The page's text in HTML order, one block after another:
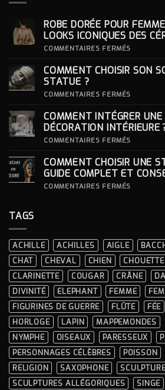
ROBE DORÉE POUR
LOOKS ICONIQUES DES
COMMENTAIRES FERMÉS
POUR
DES
COMMENT CHOISIR SON
STATUE ?
COMMENTAIRES FERMÉS
SON
SOCLE
POUR
COMMENT INTÉGRER
DÉCORATION INTÉRIEURE
COMMENTAIRES FERMÉS
UNE
STATUE
À
COMMENT CHOISIR UNE
GUIDE COMPLET ET
COMMENTAIRES FERMÉS
?
GUIDE
COMPLET
ET
CONSEILS
TAGS
ACHILLE ACHILLES AIGLE
CHAT
CHEVAL CHIEN CHOUETTE
CLARINETTE
COUGAR CRÂNE
DIVINITÉ
ELEPHANT FEMME
FIGURINES DE GUERRE
FLÛTE FÉE
HORLOGE
LAPIN MAPPEMONDES
NYMPHE
OISEAUX PARESSEUX
PERSONNAGES CÉLÈBRES
POISSON
RELIGION
SAXOPHONE
SCULPTURES ALLÉGORIQUES
SINGE